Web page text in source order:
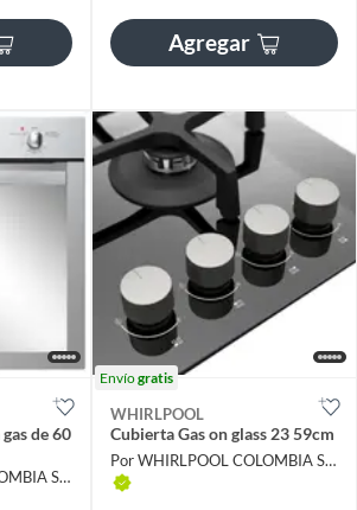
Agregar
de 60
Por WHIRLPOOL COLOMBIA S A S
Envíogratis
WHIRLPOOL
Cubierta Gas on glass 23 59cm
Por WHIRLPOOL COLOMBIA S A S